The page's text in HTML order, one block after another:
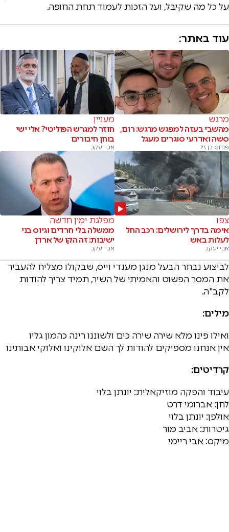
על כל מה שקיבל, ועל הזכות לעמוד תחת החופה.
עוד באתר:
מרגש
מהשבי בעזה למפגש מרגש: רום,
סשה ואדרעי סוגרים מעגל
פנחס בן זיו
מעניין
חוזר למגרש הפוליטי? אלי ישי
בוחן חיבורים
אבי יעקב
צפו
אימה בדרך לירושלים: רכב החל
לעלות באש
אבי יעקב
מפלגת ימין חדשה
ממשלה בלי חרדים וגיוס בני
ישיבות: זה הקו של ארדן
אבי יעקב
לביצוע נבחר הבעל מנגן מענדי וייס, שבקולו מצליח להעביר
את המסר הפשוט והאמיתי של השיר, תמיד צריך להודות
לקב"ה.
מילים:
ואילו פינו מלא שירה שירה כים ולשוננו רינה כהמון גליו
אין אנחנו מספיקים להודות לך השם אלוקינו ואלוקי אבותינו
קרדיטים:
עיבוד והפקה מוזיקאלית: יונתן בלוי
לחן: אברומי דרט
אולפן: יונתן בלוי
גיטרות: אביב מור
מיקס: אבי ריימי